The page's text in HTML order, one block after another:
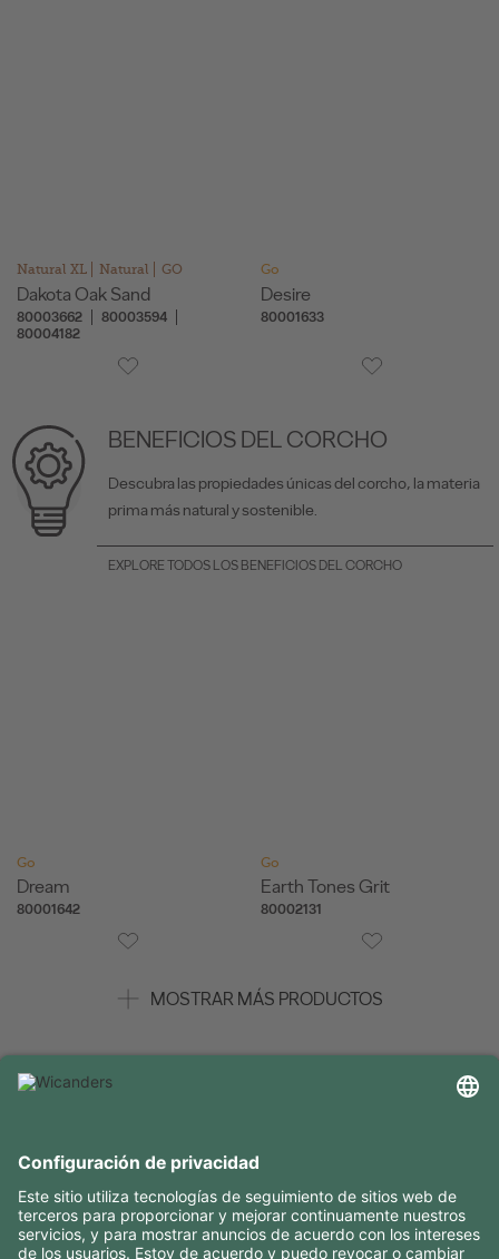
Natural XL Natural GO
Dakota Oak Sand
80003662
80003594
80004182
Go
Desire
80001633
BENEFICIOS DEL CORCHO
Descubra las propiedades únicas del corcho, la materia
prima más natural y sostenible.
EXPLORE TODOS LOS BENEFICIOS DEL CORCHO
Go
Dream
80001642
Go
Earth Tones Grit
80002131
MOSTRAR MÁS PRODUCTOS
CONTACTOS